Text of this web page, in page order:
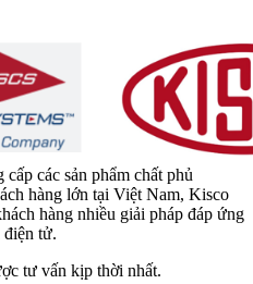
các sản phẩm chất phủ
hàng lớn tại Việt Nam, Kisco
hàng nhiều giải pháp đáp ứng
điện tử.
tư vấn kịp thời nhất.